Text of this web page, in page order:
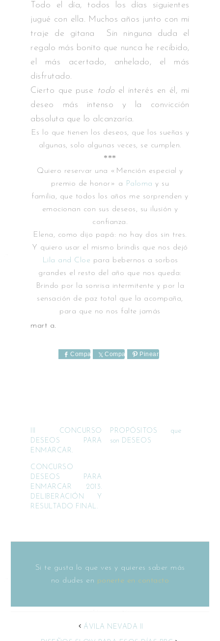
Todo el día, todos los días siguientes
jugué con ella. Muchos años junto con mi
traje de gitana Sin ninguna duda el
regalo más bonito que nunca he recibido,
el más acertado, anhelado, el más
disfrutado.
Cierto que puse todoel interés en él, mi
deseo más intenso y la convicción
absoluta que lo alcanzaría.
Es lo que tienen los deseos, que los sueñas y
algunas, solo algunas veces, se cumplen.
***
Quiero reservar una «Mención especial y
premio de honor» a Paloma y su
familia, que todos los años me sorprenden y
emocionan con sus deseos, su ilusión y
confianza.
Elena, como dijo papá: no hay dos sin tres.
Y quiero usar el mismo brindis que nos dejó
Lila and Cloe para bebernos a sorbos
grandes el resto del año que nos queda:
Brindo por la sonrisa intermitente y por la
sensación de paz total que la acompaña,
para que no nos falte jamás
mart a.
Comparte Comparte Pinear
III CONCURSO
DESEOS PARA
ENMARCAR.
PROPÓSITOS que
son DESEOS
CONCURSO
DESEOS PARA
ENMARCAR 2013.
DELIBERACIÓN Y
RESULTADO FINAL.
Si te gusta lo que ves y quieres saber más
no dudes en ponerte en contacto
ÁVILA NEVADA II